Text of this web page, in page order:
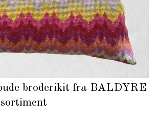
broderikit fra BALDYRE